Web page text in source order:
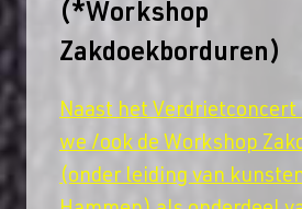
(*Workshop
Zakdoekborduren)
Naast het Verdrietconcert
we /ook de Workshop
(onder leiding van